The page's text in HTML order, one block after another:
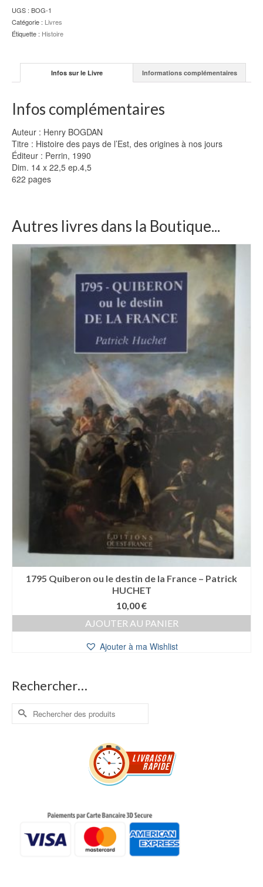
l'Est
-
Henry
UGS : BOG-1
Catégorie : Livres
Étiquette : Histoire
Infos sur le Livre Informations complémentaires
Infos complémentaires
Auteur : Henry BOGDAN
Titre : Histoire des pays de l’Est, des origines à nos jours
Éditeur : Perrin, 1990
Dim. 14 x 22,5 ep.4,5
622 pages
Autres livres dans la Boutique...
1795 Quiberon ou le destin de la France – Patrick
HUCHET
10,00€
AJOUTER AU PANIER
Ajouter à ma Wishlist
Rechercher…
Rechercher :